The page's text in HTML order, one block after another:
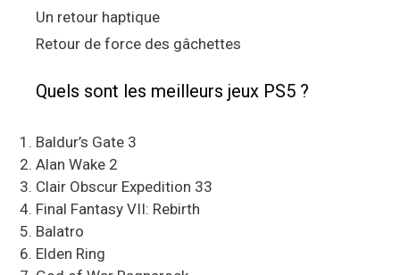
Un retour haptique
Retour de force des gâchettes
Quels sont les meilleurs jeux PS5 ?
Baldur’s Gate 3
Alan Wake 2
Clair Obscur Expedition 33
Final Fantasy VII: Rebirth
Balatro
Elden Ring